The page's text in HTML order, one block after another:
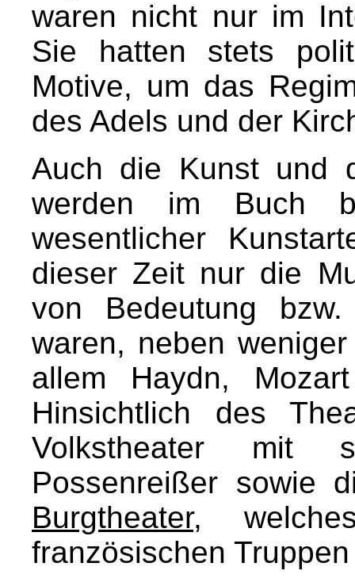
waren nicht nur im
Sie hatten stets
Motive, um das
des Adels und der
Auch die Kunst und
werden im Buch
wesentlicher
dieser Zeit nur die
von Bedeutung
waren, neben
allem Haydn,
Hinsichtlich des
Volkstheater mit
Possenreißer sowie
Burgtheater,
französischen